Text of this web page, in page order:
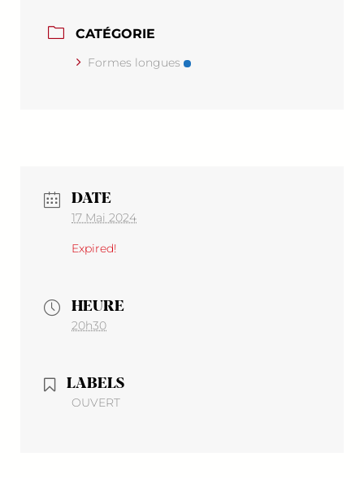
CATÉGORIE
Formes longues
DATE
17 Mai 2024
Expired!
HEURE
20h30
LABELS
OUVERT